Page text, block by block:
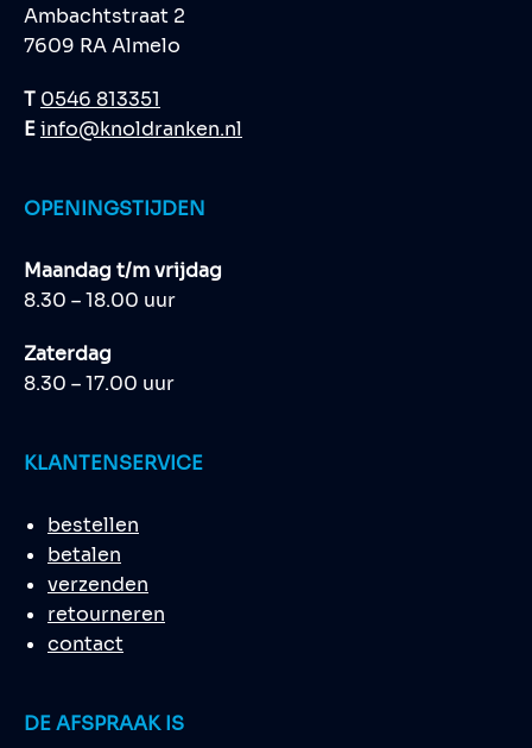
Ambachtstraat 2
7609 RA Almelo
T 0546 813351
Einfo@knoldranken.nl
OPENINGSTIJDEN
Maandag t/m vrijdag
8.30 – 18.00 uur
Zaterdag
8.30 – 17.00 uur
KLANTENSERVICE
bestellen
betalen
verzenden
retourneren
contact
DE AFSPRAAK IS